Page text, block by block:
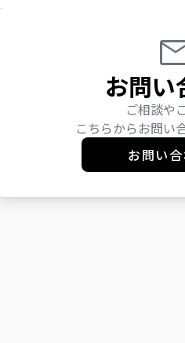
お問い
ご相談や
こちらからお問い
お問い